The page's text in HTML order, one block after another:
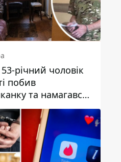
річний чоловік
побив
та намагався
злочин: деталі